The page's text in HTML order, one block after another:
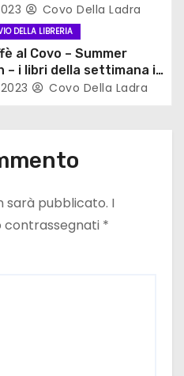
Covo Della Ladra
DELLA LIBRERIA
al Covo – Summer
– i libri della settimana in
Covo Della Ladra
sarà pubblicato. I
contrassegnati *